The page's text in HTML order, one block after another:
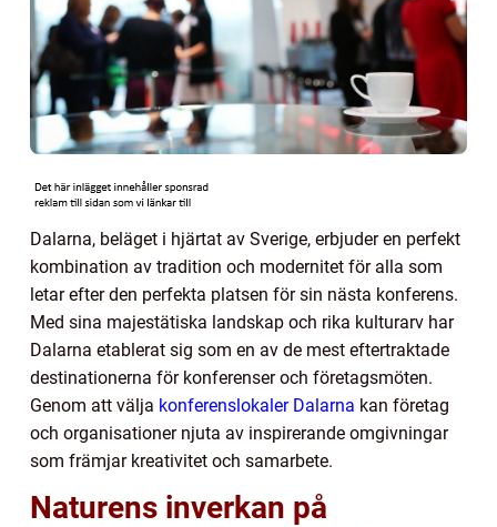
Dalarna, beläget i hjärtat av Sverige, erbjuder en perfekt
kombination av tradition och modernitet för alla som
letar efter den perfekta platsen för sin nästa konferens.
Med sina majestätiska landskap och rika kulturarv har
Dalarna etablerat sig som en av de mest eftertraktade
destinationerna för konferenser och företagsmöten.
Genom att välja konferenslokaler Dalarna kan företag
och organisationer njuta av inspirerande omgivningar
som främjar kreativitet och samarbete.
Naturens inverkan på